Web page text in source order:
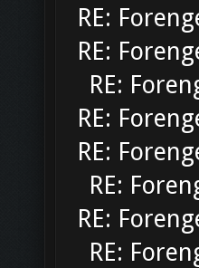
RE:
RE:
RE:
RE:
RE:
RE:
RE:
RE: